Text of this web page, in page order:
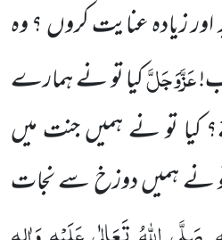
اور زیادہ عنایت کروں ؟ وہ
عَزَّوَجَلَّکیا تو نے ہمارے
کیا تو نے ہمیں جنت میں
تو نے ہمیں دوزخ سے نجات